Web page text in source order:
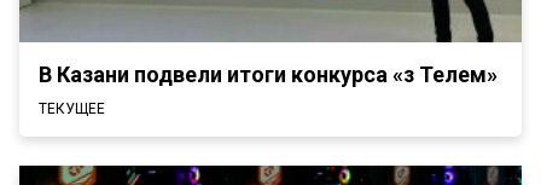
В Казани подвели итоги конкурса «Үз Телем»
ТЕКУЩЕЕ